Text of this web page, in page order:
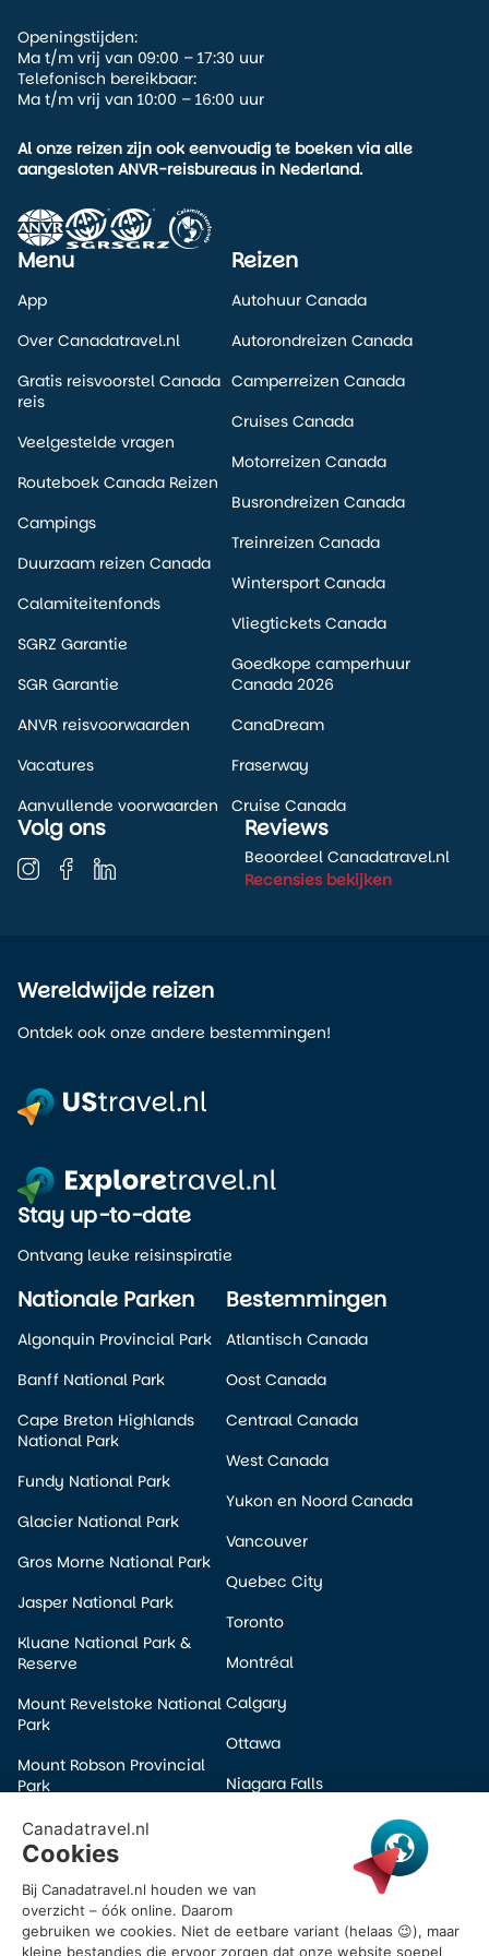
afwisseling tussen actievere dagen. Zo ervaar je Banff niet
alleen vanaf skihellingen of wandelpaden, maar ook op
een manier die al generaties lang bij het Canadese
Openingstijden:
Ma t/m vrij van 09:00 – 17:30 uur
Telefonisch bereikbaar:
Ma t/m vrij van 10:00 – 16:00 uur
Al onze reizen zijn ook eenvoudig te boeken via alle
aangesloten ANVR-reisbureaus in Nederland.
Menu
App
Over Canadatravel.nl
Gratis reisvoorstel Canada
reis
Veelgestelde vragen
Routeboek Canada Reizen
Campings
Duurzaam reizen Canada
Calamiteitenfonds
SGRZ Garantie
SGR Garantie
ANVR reisvoorwaarden
Vacatures
Aanvullende voorwaarden
Reizen
Autohuur Canada
Autorondreizen Canada
Camperreizen Canada
Cruises Canada
Motorreizen Canada
Busrondreizen Canada
Treinreizen Canada
Wintersport Canada
Vliegtickets Canada
Goedkope camperhuur
Canada 2026
CanaDream
Fraserway
Cruise Canada
Volg ons Reviews
Beoordeel Canadatravel.nl
Recensies bekijken
Wereldwijde reizen
Ontdek ook onze andere bestemmingen!
Nationale Parken
Algonquin Provincial Park
Banff National Park
Cape Breton Highlands
National Park
Fundy National Park
Glacier National Park
Gros Morne National Park
Jasper National Park
Kluane National Park &
Reserve
Mount Revelstoke National
Park
Mount Robson Provincial
Park
Pacific Rim National Park
Prince Albert National Park
Wells Gray Provincial Park
Yoho National Park
Bestemmingen
Atlantisch Canada
Oost Canada
Centraal Canada
West Canada
Yukon en Noord Canada
Vancouver
Quebec City
Toronto
Montréal
Calgary
Ottawa
Niagara Falls
Halifax
Victoria
Stay up-to-date
Ontvang leuke reisinspiratie